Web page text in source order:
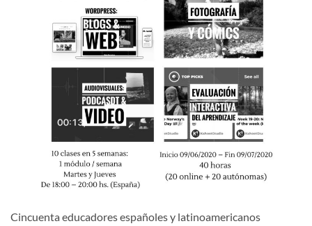
Cincuenta educadores españoles y latinoamericanos